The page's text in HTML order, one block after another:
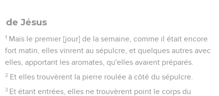
de Jésus
1 Mais le premier [jour] de la semaine, comme il était encore
fort matin, elles vinrent au sépulcre, et quelques autres avec
elles, apportant les aromates, qu'elles avaient préparés.
2 Et elles trouvèrent la pierre roulée à côté du sépulcre.
3 Et étant entrées, elles ne trouvèrent point le corps du